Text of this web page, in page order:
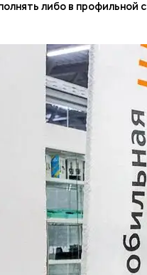
либо в профильной